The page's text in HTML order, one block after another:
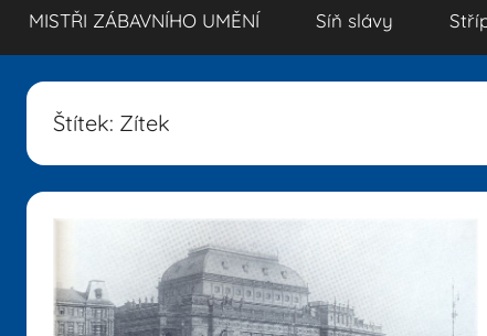
MISTŘI ZÁBAVNÍHO UMĚNÍ Síň slávy
Štítek: Zítek